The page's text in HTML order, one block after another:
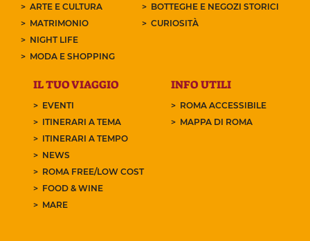
ARTE E CULTURA
MATRIMONIO
NIGHT LIFE
MODA E SHOPPING
BOTTEGHE E NEGOZI STORICI
CURIOSITÀ
IL TUO VIAGGIO
EVENTI
ITINERARI A TEMA
ITINERARI A TEMPO
NEWS
ROMA FREE/LOW COST
FOOD & WINE
MARE
INFO UTILI
ROMA ACCESSIBILE
MAPPA DI ROMA